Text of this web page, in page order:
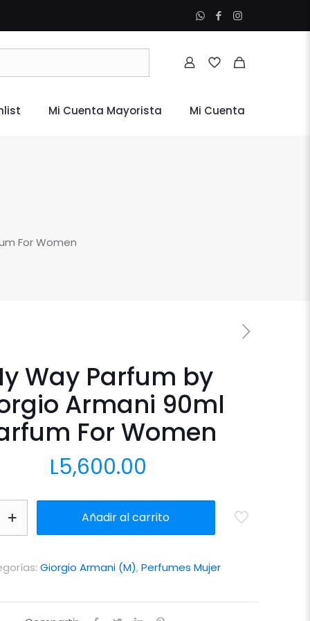
Mi Cuenta Mayorista Mi Cuenta
For Women
Way Parfum by
Armani 90ml
For Women
L5,600.00
Añadir al carrito
Giorgio Armani (M),Perfumes Mujer